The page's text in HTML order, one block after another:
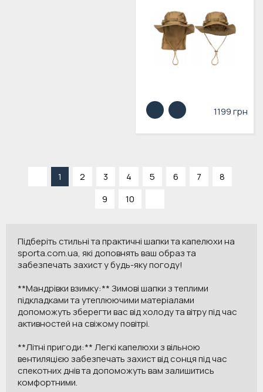
1199 грн
1 2 3 4 5 6 7
8
9
10
Підберіть стильні та практичні шапки та капелюхи на
sporta.com.ua, які доповнять ваш образ та
забезпечать захист у будь-яку погоду!
**Мандрівки взимку:** Зимові шапки з теплими
підкладками та утеплюючими матеріалами
допоможуть зберегти вас від холоду та вітру під час
активностей на свіжому повітрі.
**Літні пригоди:** Легкі капелюхи з вільною
вентиляцією забезпечать захист від сонця під час
спекотних днів та допоможуть вам залишитись
комфортними.